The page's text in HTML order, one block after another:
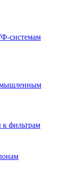
системам
фильтрам